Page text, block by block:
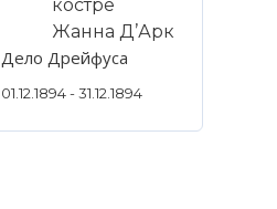
Дело Дрейфуса
01.12.1894 - 31.12.1894